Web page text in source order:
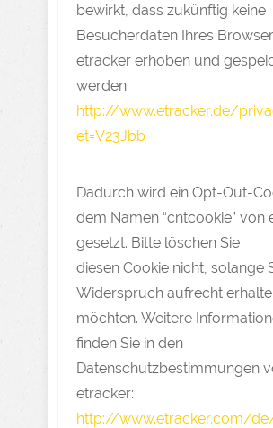
bewirkt, dass zukünftig keine
Besucherdaten Ihres
etracker erhoben und
werden:
http://www.etracker.de/
et=V23Jbb
Dadurch wird ein Opt-Out-
dem Namen “cntcookie” von
gesetzt. Bitte löschen Sie
diesen Cookie nicht, solange
Widerspruch aufrecht
möchten. Weitere
finden Sie in den
Datenschutzbestimmungen
etracker:
http://www.etracker.com/